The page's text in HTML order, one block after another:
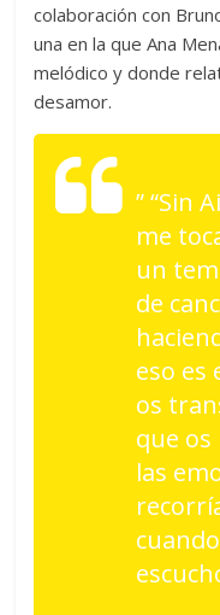
colaboración con
una en la que Ana
melódico y donde
desamor.
” “Sin
me
un
de
eso es
os
que
las